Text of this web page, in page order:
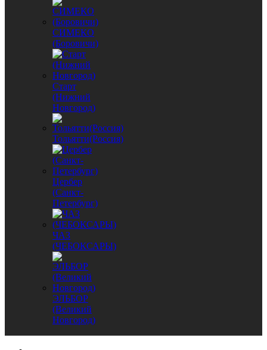
СИМЕКО
(Боровичи)
Старт
(Нижний
Новгород)
Тольятти(Россия)
Цербер
(Санкт-
Петербург)
ЧАЗ
(ЧЕБОКСАРЫ)
ЭЛЬБОР
(Великий
Новгород)